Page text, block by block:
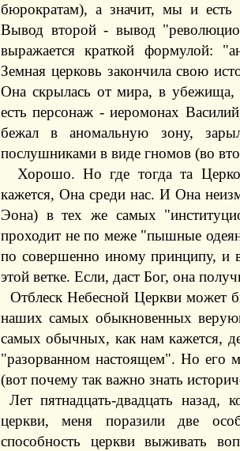
бюрократам), а значит, мы и есть
Вывод второй - вывод
выражается краткой формулой:
Земная церковь закончила свою
Она скрылась от мира, в
есть персонаж - иеромонах
бежал в аномальную зону,
послушниками в виде гномов (во
Хорошо. Но где тогда та
кажется, Она среди нас. И Она
Эона) в тех же самых
проходит не по меже "пышные
по совершенно иному принципу, и
этой ветке. Если, даст Бог, она
Отблеск Небесной Церкви может
наших самых обыкновенных
самых обычных, как нам кажется,
"разорванном настоящем". Но его
(вот почему так важно знать
Лет пятнадцать-двадцать назад,
церкви, меня поразили две
способность церкви выживать